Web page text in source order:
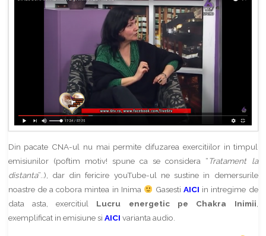
Din pacate CNA-ul nu mai permite difuzarea exercitiilor in timpul
emisiunilor (poftim motiv! spune ca se considera “Tratament la
distanta”..), dar din fericire youTube-ul ne sustine in demersurile
noastre de a cobora mintea in Inima
Gasesti AICI in intregime de
data asta, exercitiul Lucru energetic pe Chakra Inimii
exemplificat in emisiune si AICI varianta audio.